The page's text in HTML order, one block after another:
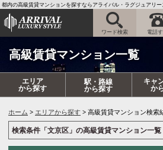
都内の高級賃貸マンションを探すならアライバル・ラグジュアリ
ワード検索 電話
高級賃貸マンション一覧
エリア
から探す
駅・路線
から探す
キャ
か
ホーム エリアから探す 高級賃貸マンション検索
検索条件「文京区」の高級賃貸マンション一覧